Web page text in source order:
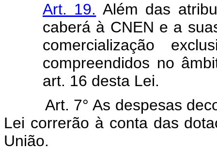
Art. 19. Além das
caberá à CNEN e a
comercialização
compreendidos no
art. 16 desta Lei.
Art. 7° As despesas
Lei correrão à conta das
União.